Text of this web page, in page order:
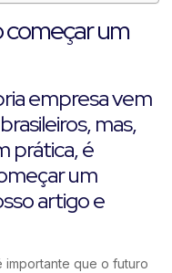
começar um
empresa vem
mas,
prática, é
um
artigo e
que o futuro